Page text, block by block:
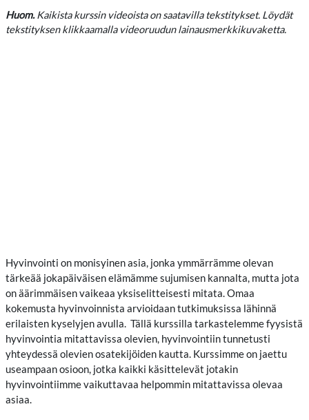
Huom.Kaikista kurssin videoista on saatavilla tekstitykset. Löydät
tekstityksen klikkaamalla videoruudun lainausmerkkikuvaketta.
Hyvinvointi on monisyinen asia, jonka ymmärrämme olevan
tärkeää jokapäiväisen elämämme sujumisen kannalta, mutta jota
on äärimmäisen vaikeaa yksiselitteisesti mitata. Omaa
kokemusta hyvinvoinnista arvioidaan tutkimuksissa lähinnä
erilaisten kyselyjen avulla. Tällä kurssilla tarkastelemme fyysistä
hyvinvointia mitattavissa olevien, hyvinvointiin tunnetusti
yhteydessä olevien osatekijöiden kautta. Kurssimme on jaettu
useampaan osioon, jotka kaikki käsittelevät jotakin
hyvinvointiimme vaikuttavaa helpommin mitattavissa olevaa
asiaa.